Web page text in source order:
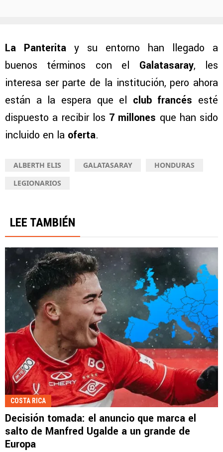
La Panterita y su entorno han llegado a
buenos términos con el Galatasaray, les
interesa ser parte de la institución, pero ahora
están a la espera que el club francés esté
dispuesto a recibir los 7 millones que han sido
incluido en la oferta.
ALBERTH ELIS GALATASARAY
HONDURAS
LEGIONARIOS
LEE TAMBIÉN
COSTA RICA
Decisión tomada: el anuncio que marca el
salto de Manfred Ugalde a un grande de
Europa